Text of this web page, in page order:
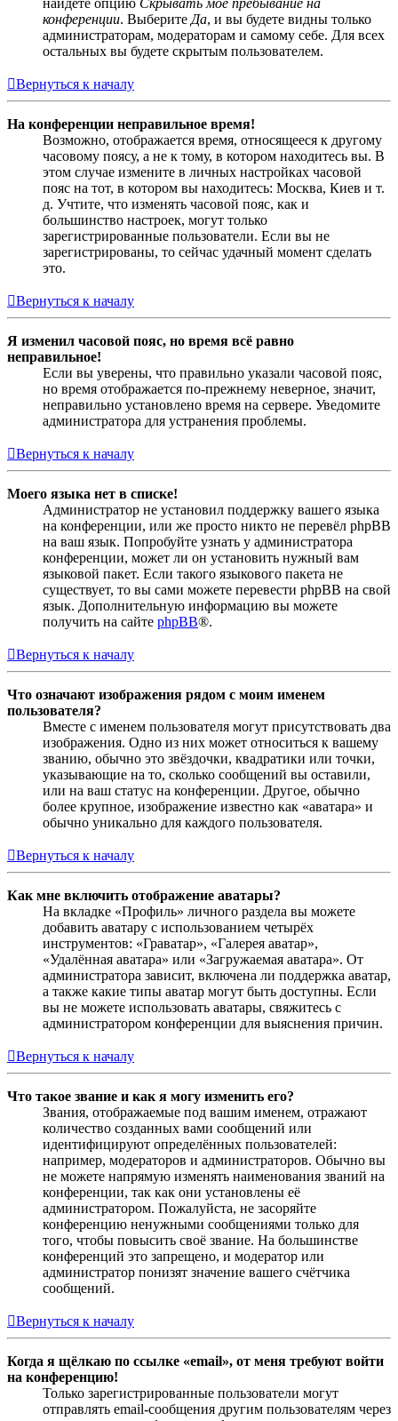
найдёте опцию Скрывать моё пребывание на
конференции. Выберите Да, и вы будете видны только
администраторам, модераторам и самому себе. Для всех
остальных вы будете скрытым пользователем.
Вернуться к началу
На конференции неправильное время!
Возможно, отображается время, относящееся к другому
часовому поясу, а не к тому, в котором находитесь вы. В
этом случае измените в личных настройках часовой
пояс на тот, в котором вы находитесь: Москва, Киев и т.
д. Учтите, что изменять часовой пояс, как и
большинство настроек, могут только
зарегистрированные пользователи. Если вы не
зарегистрированы, то сейчас удачный момент сделать
это.
Вернуться к началу
Я изменил часовой пояс, но время всё равно
неправильное!
Если вы уверены, что правильно указали часовой пояс,
но время отображается по-прежнему неверное, значит,
неправильно установлено время на сервере. Уведомите
администратора для устранения проблемы.
Вернуться к началу
Моего языка нет в списке!
Администратор не установил поддержку вашего языка
на конференции, или же просто никто не перевёл phpBB
на ваш язык. Попробуйте узнать у администратора
конференции, может ли он установить нужный вам
языковой пакет. Если такого языкового пакета не
существует, то вы сами можете перевести phpBB на свой
язык. Дополнительную информацию вы можете
получить на сайте phpBB®.
Вернуться к началу
Что означают изображения рядом с моим именем
пользователя?
Вместе с именем пользователя могут присутствовать два
изображения. Одно из них может относиться к вашему
званию, обычно это звёздочки, квадратики или точки,
указывающие на то, сколько сообщений вы оставили,
или на ваш статус на конференции. Другое, обычно
более крупное, изображение известно как «аватара» и
обычно уникально для каждого пользователя.
Вернуться к началу
Как мне включить отображение аватары?
На вкладке «Профиль» личного раздела вы можете
добавить аватару с использованием четырёх
инструментов: «Граватар», «Галерея аватар»,
«Удалённая аватара» или «Загружаемая аватара». От
администратора зависит, включена ли поддержка аватар,
а также какие типы аватар могут быть доступны. Если
вы не можете использовать аватары, свяжитесь с
администратором конференции для выяснения причин.
Вернуться к началу
Что такое звание и как я могу изменить его?
Звания, отображаемые под вашим именем, отражают
количество созданных вами сообщений или
идентифицируют определённых пользователей:
например, модераторов и администраторов. Обычно вы
не можете напрямую изменять наименования званий на
конференции, так как они установлены её
администратором. Пожалуйста, не засоряйте
конференцию ненужными сообщениями только для
того, чтобы повысить своё звание. На большинстве
конференций это запрещено, и модератор или
администратор понизят значение вашего счётчика
сообщений.
Вернуться к началу
Когда я щёлкаю по ссылке «email», от меня требуют войти
на конференцию!
Только зарегистрированные пользователи могут
отправлять email-сообщения другим пользователям через